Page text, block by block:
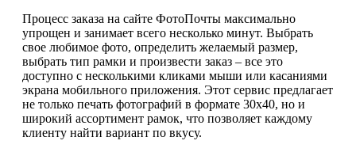
Процесс заказа на сайте ФотоПочты максимально
упрощен и занимает всего несколько минут. Выбрать
свое любимое фото, определить желаемый размер,
выбрать тип рамки и произвести заказ – все это
доступно с несколькими кликами мыши или касаниями
экрана мобильного приложения. Этот сервис предлагает
не только печать фотографий в формате 30х40, но и
широкий ассортимент рамок, что позволяет каждому
клиенту найти вариант по вкусу.